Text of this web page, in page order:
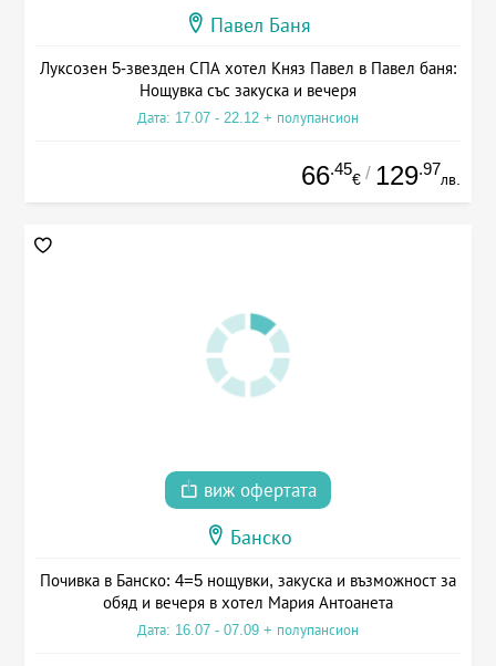
Павел Баня
Луксозен 5-звезден СПА хотел Княз Павел в Павел баня:
Нощувка със закуска и вечеря
Дата: 17.07 - 22.12 + полупансион
66.45
€ / 129.97
лв.
виж офертата
Банско
Почивка в Банско: 4=5 нощувки, закуска и възможност за
обяд и вечеря в хотел Мария Антоанета
Дата: 16.07 - 07.09 + полупансион